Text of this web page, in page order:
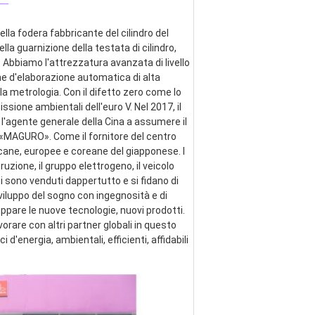
fodera fabbricante del cilindro del
guarnizione della testata di cilindro,
l'attrezzatura avanzata di livello
d'elaborazione automatica di alta
metrologia. Con il difetto zero come lo
ambientali dell'euro V. Nel 2017, il
generale della Cina a assumere il
Come il fornitore del centro
europee e coreane del giapponese. I
il gruppo elettrogeno, il veicolo
sono venduti dappertutto e si fidano di
del sogno con ingegnosità e di
le nuove tecnologie, nuovi prodotti.
con altri partner globali in questo
d'energia, ambientali, efficienti, affidabili